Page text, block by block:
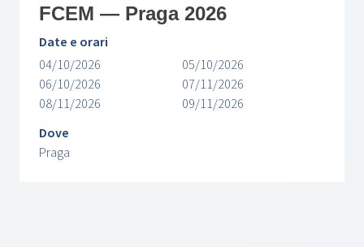
FCEM — Praga 2026
Date e orari
04/10/2026
05/10/2026
06/10/2026
07/11/2026
08/11/2026
09/11/2026
Dove
Praga